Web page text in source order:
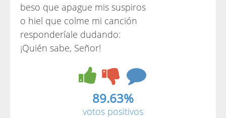
beso que apague mis suspiros
o hiel que colme mi canción
responderíale dudando:
¡Quién sabe, Señor!
89.63%
votos positivos